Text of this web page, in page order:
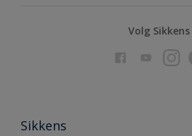
Volg Sikkens
Sikkens